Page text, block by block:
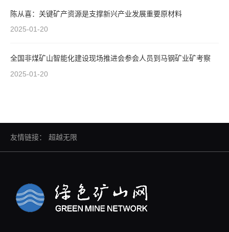
陈从喜：关键矿产资源是支撑新兴产业发展重要原材料
2025-01-20
全国非煤矿山智能化建设现场推进会参会人员到马钢矿业矿考察
2025-01-20
友情链接： 超越无限